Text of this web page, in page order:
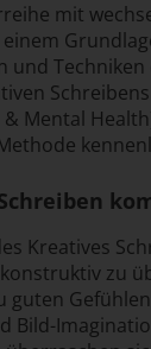
mit
und
Mental
Kreatives
zu
guten
Bild-